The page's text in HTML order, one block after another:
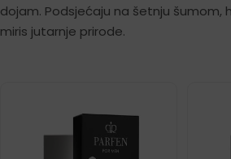
dojam. Podsjećaju na šetnju šumom,
miris jutarnje prirode.